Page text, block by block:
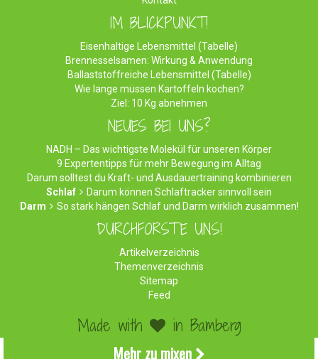
Mehr zu mixen
IM BLICKPUNKT!
Eisenhaltige Lebensmittel (Tabelle)
Brennesselsamen: Wirkung & Anwendung
Ballaststoffreiche Lebensmittel (Tabelle)
Wie lange müssen Kartoffeln kochen?
Ziel: 10 Kg abnehmen
NEUES BEI UNS?
NADH – Das wichtigste Molekül für unseren Körper
9 Expertentipps für mehr Bewegung im Alltag
Darum solltest du Kraft- und Ausdauertraining kombinieren
Schlaf
Darum können Schlaftracker sinnvoll sein
Darm
So stark hängen Schlaf und Darm wirklich zusammen!
DURCHFORSTE UNS!
Artikelverzeichnis
Themenverzeichnis
Sitemap
Feed
Made with in Bamberg
©2026 WirEssenGesund.de - Gesunde Ernährung & leckere